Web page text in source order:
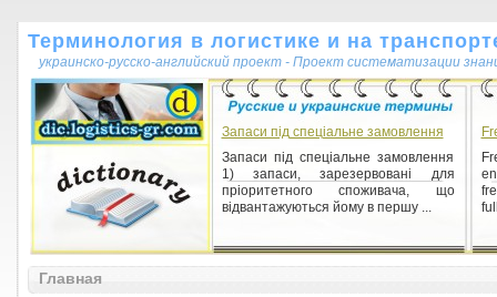
Терминология в логистике и на
украинско-русско-английский проект - Проект систематизации
Запаси під спеціальне замовлення
Запаси під спеціальне замовлення
1) запаси, зарезервовані для
пріоритетного споживача, що
відвантажуються йому в першу ...
Главная